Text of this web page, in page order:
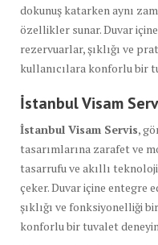
dokunuş katarken aynı
özellikler sunar. Duvar
rezervuarlar, şıklığı ve
kullanıcılara konforlu bir
İstanbul Visam
İstanbul Visam Servis,
tasarımlarına zarafet ve
tasarrufu ve akıllı
çeker. Duvar içine entegre
şıklığı ve fonksiyonelliği
konforlu bir tuvalet